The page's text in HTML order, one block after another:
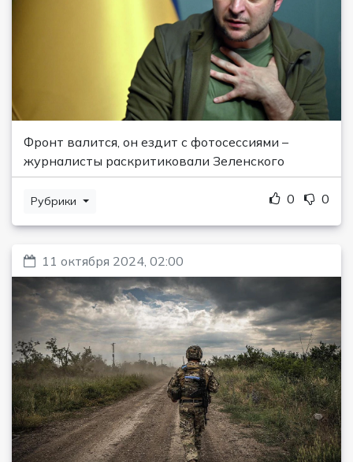
Фронт валится, он ездит с фотосессиями –
журналисты раскритиковали Зеленского
Рубрики 0 0
11 октября 2024, 02:00